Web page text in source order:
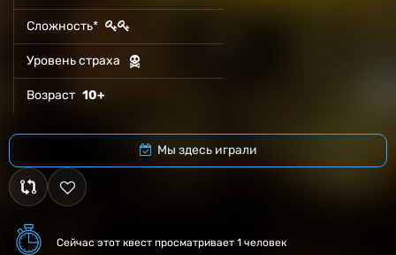
Сложность*
Уровень страха
Возраст 10+
Мы здесь играли
Сейчас этот квест просматривает 1 человек